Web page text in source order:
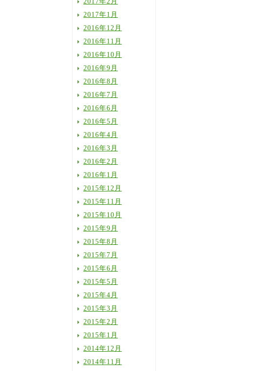
2017年1月
2016年12月
2016年11月
2016年10月
2016年9月
2016年8月
2016年7月
2016年6月
2016年5月
2016年4月
2016年3月
2016年2月
2016年1月
2015年12月
2015年11月
2015年10月
2015年9月
2015年8月
2015年7月
2015年6月
2015年5月
2015年4月
2015年3月
2015年2月
2015年1月
2014年12月
2014年11月